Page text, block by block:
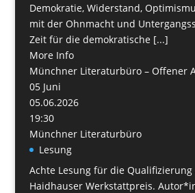
Demokratie, Widerstand,
mit der Ohnmacht und
Zeit für die demokratische [...]
More Info
Münchner Literaturbüro – Offener
05 Juni
05.06.2026
19:30
Münchner Literaturbüro
Lesung
Achte Lesung für die Qualifizierung
Haidhauser Werkstattpreis.